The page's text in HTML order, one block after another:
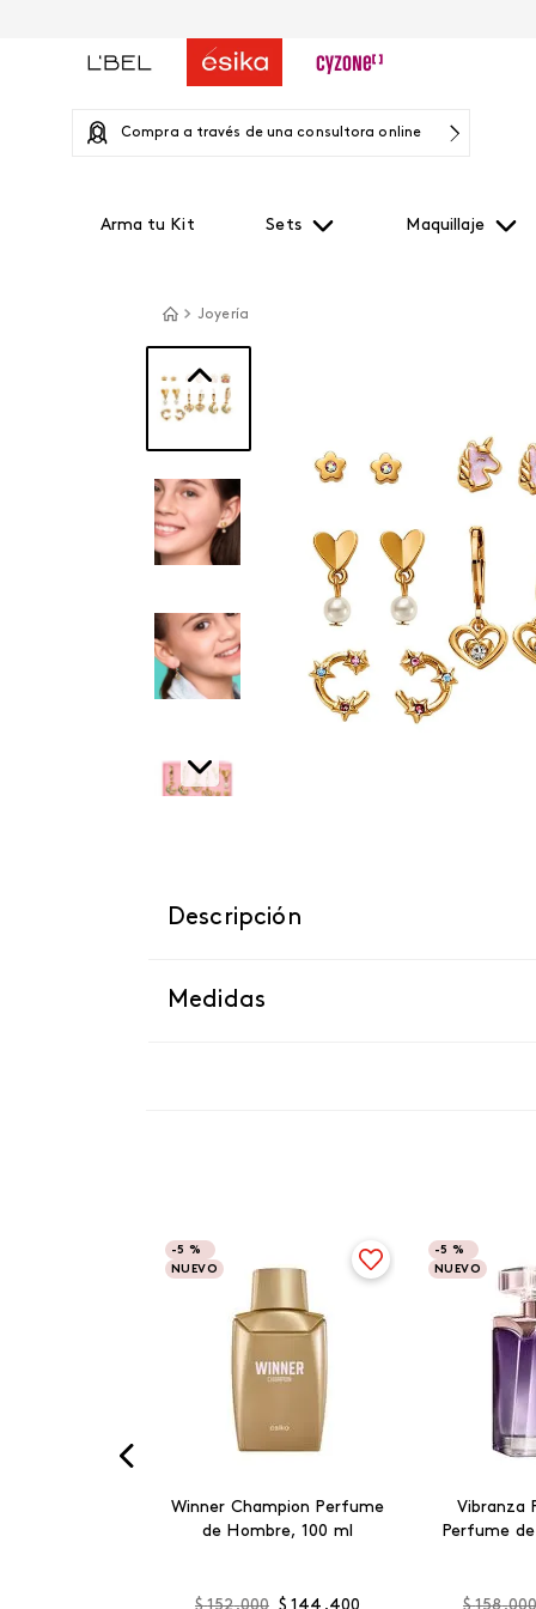
Compra a través de una consultora online
Arma tu Kit Sets Maquillaje
Joyería
Descripción
Medidas
-5 %
NUEVO
Winner Champion Perfume
de Hombre, 100 ml
-5 %
NUEVO
Vibranza
Perfume